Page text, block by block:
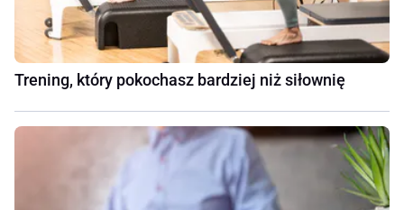
Trening, który pokochasz bardziej niż siłownię